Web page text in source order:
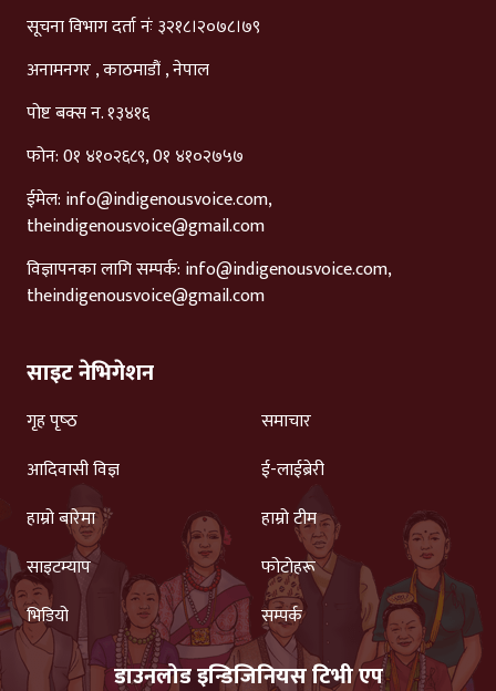
सूचना विभाग दर्ता नंः ३२१८।२०७८।७९
अनामनगर , काठमाडौं , नेपाल
पोष्ट बक्स न. १३४१६
फोन: 0१ ४१०२६८९, 0१ ४१०२७५७
ईमेल: info@indigenousvoice.com,
theindigenousvoice@gmail.com
विज्ञापनका लागि सम्पर्क: info@indigenousvoice.com,
theindigenousvoice@gmail.com
साइट नेभिगेशन
गृह पृष्‍ठ
समाचार
आदिवासी विज्ञ
ई-लाईब्रेरी
हाम्रो बारेमा
हाम्रो टीम
साइटम्याप
फोटोहरू
भिडियो
सम्पर्क
डाउनलोड इन्डिजिनियस टिभी एप